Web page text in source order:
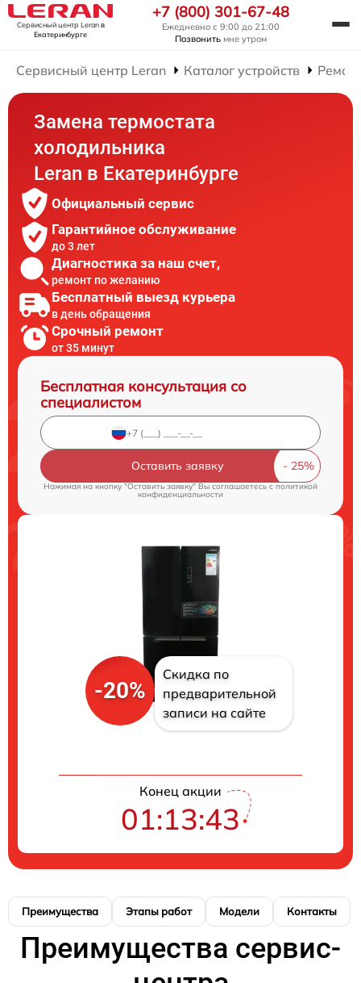
Сервисный центр Leranв
Екатеринбурге
+7 (800) 301-67-48
Ежедневно с 9:00 до 21:00
Позвонить мне утром
Сервисный центр Leran Каталог устройств
Замена термостата
холодильника
Leran в Екатеринбурге
Официальный сервис
Гарантийное обслуживание
до 3 лет
Диагностика за наш счет,
ремонт по желанию
Бесплатный выезд курьера
в день обращения
Срочный ремонт
от 35 минут
Бесплатная консультация со
специалистом
Оставить заявку
Нажимая на кнопку "Оставить заявку" Вы соглашаетесь cполитикой
конфиденциальности
-20%
Скидка по
предварительной
записи на сайте
Конец акции
01:13:42
Преимущества Этапы работ Модели Контакты
Преимущества сервис-